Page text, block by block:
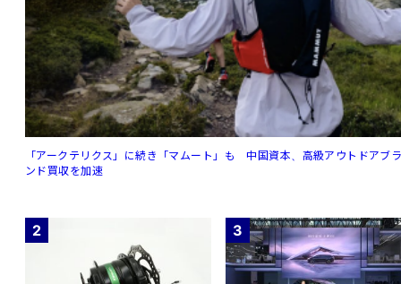
「アークテリクス」に続き「マムート」も 中国資本、高級アウトドアブ
ンド買収を加速
2 3